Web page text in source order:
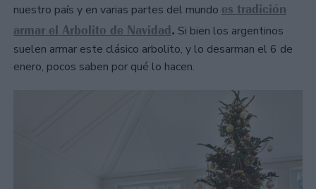
nuestro país y en varias partes del mundo es tradición
armar el Arbolito de Navidad. Si bien los argentinos
suelen armar este clásico arbolito, y lo desarman el 6 de
enero, pocos saben por qué lo hacen.